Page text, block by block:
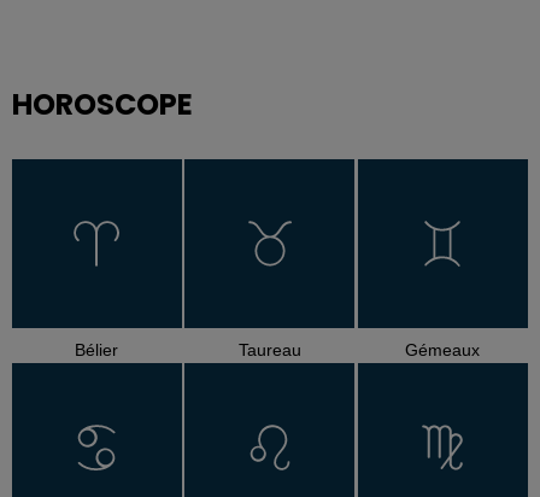
HOROSCOPE
Bélier Taureau Gémeaux